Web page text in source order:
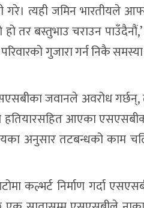
त्यही जमिन भारतीयले
तर बस्तुभाउ चराउन
गुजारा गर्न निकै
जवानले अवरोध
आएका
अनुसार तटबन्धको काम
कल्भर्ट निर्माण गर्दा